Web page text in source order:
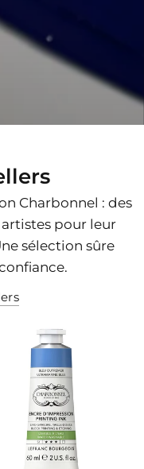
Charbonnel : des
pour leur
sélection sûre